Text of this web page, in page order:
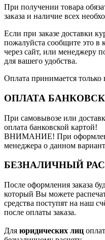
При получении товара
заказа и наличие всех
Если при заказе доставки
пожалуйста сообщите это в
через сайт, или менеджеру
для вашего удобства.
Оплата принимается
ОПЛАТА
При самовывозе или
оплата банковской картой!
ВНИМАНИЕ! При
менеджера о данном
БЕЗНАЛИЧНЫЙ
После оформления заказа
который Вы можете
средства поступят на наш
после оплаты заказа.
Для юридических лиц